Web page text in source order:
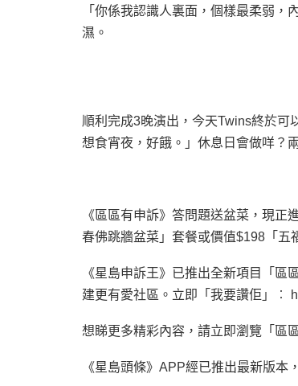
「你係我認識人裏面，個樣最柔弱
濕。
順利完成3晚演出，今天Twins終於可
想食宵夜，好餓。」休息日會做咩？
《區區有申訴》答問題送盆菜，現
春佛跳牆盆菜」套餐或價值$198 「五
《星島申訴王》已推出全新項目「
建更有愛社區。立即「我要讚佢」︰
想睇更多精彩內容，請立即瀏覽「區
《星島頭條》 APP經已推出最新版本